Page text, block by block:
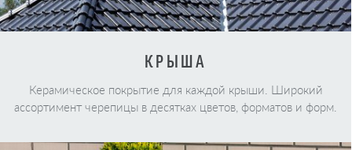
КРЫША
Керамическое покрытие для каждой крыши. Широкий
ассортимент черепицы в десятках цветов, форматов и форм.